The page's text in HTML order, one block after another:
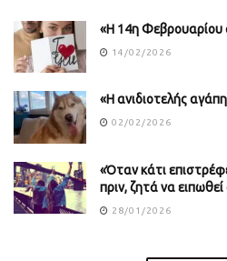
«Η 14η Φεβρουαρίου
14/02/2026
«Η ανιδιοτελής
02/02/2026
«Όταν κάτι
πριν, ζητά να
28/01/2026